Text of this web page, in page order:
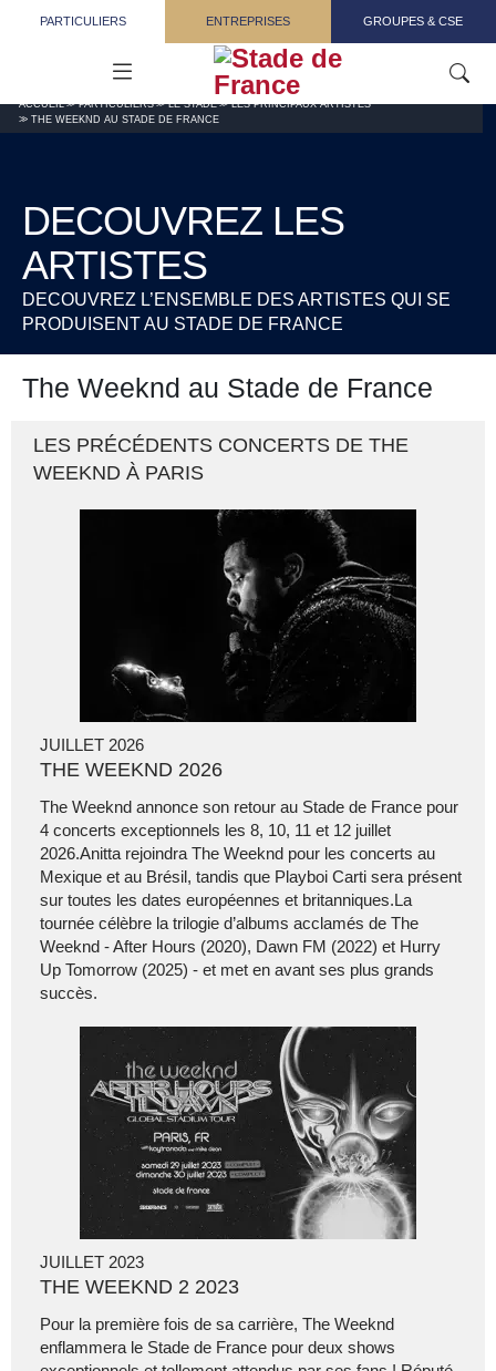
PARTICULIERS ENTREPRISES GROUPES & CSE
ACCUEIL PARTICULIERS LE STADE
LES PRINCIPAUX ARTISTES
THE WEEKND AU STADE DE FRANCE
DECOUVREZ LES
ARTISTES
DECOUVREZ L’ENSEMBLE DES ARTISTES QUI SE
PRODUISENT AU STADE DE FRANCE
The Weeknd au Stade de France
LES PRÉCÉDENTS CONCERTS DE THE
WEEKND À PARIS
JUILLET 2026
THE WEEKND 2026
The Weeknd annonce son retour au Stade de France pour
4 concerts exceptionnels les 8, 10, 11 et 12 juillet
2026.Anitta rejoindra The Weeknd pour les concerts au
Mexique et au Brésil, tandis que Playboi Carti sera présent
sur toutes les dates européennes et britanniques.La
tournée célèbre la trilogie d’albums acclamés de The
Weeknd - After Hours (2020), Dawn FM (2022) et Hurry
Up Tomorrow (2025) - et met en avant ses plus grands
succès.
JUILLET 2023
THE WEEKND 2 2023
Pour la première fois de sa carrière, The Weeknd
enflammera le Stade de France pour deux shows